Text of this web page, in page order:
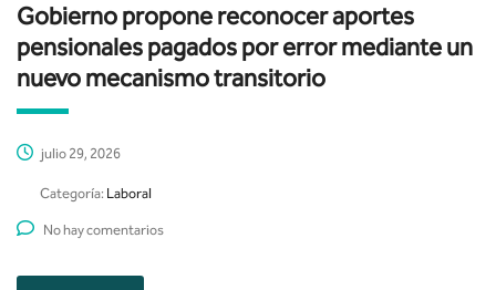
Gobierno propone reconocer aportes
pensionales pagados por error mediante un
nuevo mecanismo transitorio
julio 29, 2026
Categoría: Laboral
No hay comentarios